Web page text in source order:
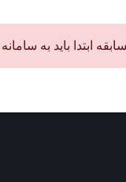
ابتدا باید به سامانه